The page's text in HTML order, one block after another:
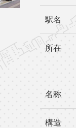
駅名
所在
名称
構造